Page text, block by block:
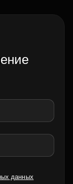
данных